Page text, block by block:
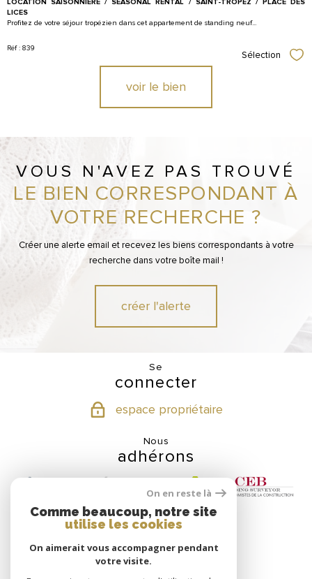
LICES
Profitez de votre séjour tropézien dans cet appartement de standing neuf...
Réf : 839
Sélection
voir le bien
VOUS N'AVEZ PAS TROUVÉ
LE BIEN CORRESPONDANT À
VOTRE RECHERCHE ?
Créer une alerte email et recevez les biens correspondants à votre
recherche dans votre boîte mail !
créer l'alerte
Se
connecter
espace propriétaire
Nous
adhérons
Nos
partenaires
On en reste là
Comme beaucoup, notre site
utilise les cookies
On aimerait vous accompagner pendant
votre visite.